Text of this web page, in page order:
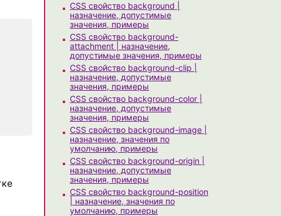
CSS свойство background |
назначение, допустимые
значения, примеры
CSS свойство background-
attachment | назначение,
допустимые значения, примеры
CSS свойство background-clip |
назначение, допустимые
значения, примеры
CSS свойство background-color |
назначение, допустимые
значения, примеры
CSS свойство background-image |
назначение, значения по
умолчанию, примеры
CSS свойство background-origin |
назначение, допустимые
значения, примеры
CSS свойство background-position
| назначение, значения по
умолчанию, примеры